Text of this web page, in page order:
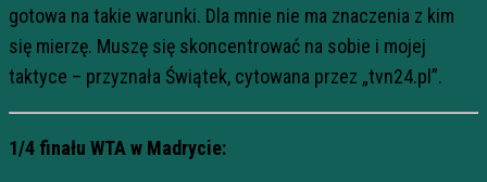
gotowa na takie warunki. Dla mnie nie ma znaczenia z kim
się mierzę. Muszę się skoncentrować na sobie i mojej
taktyce – przyznała Świątek, cytowana przez „tvn24.pl”.
1/4 finału WTA w Madrycie: